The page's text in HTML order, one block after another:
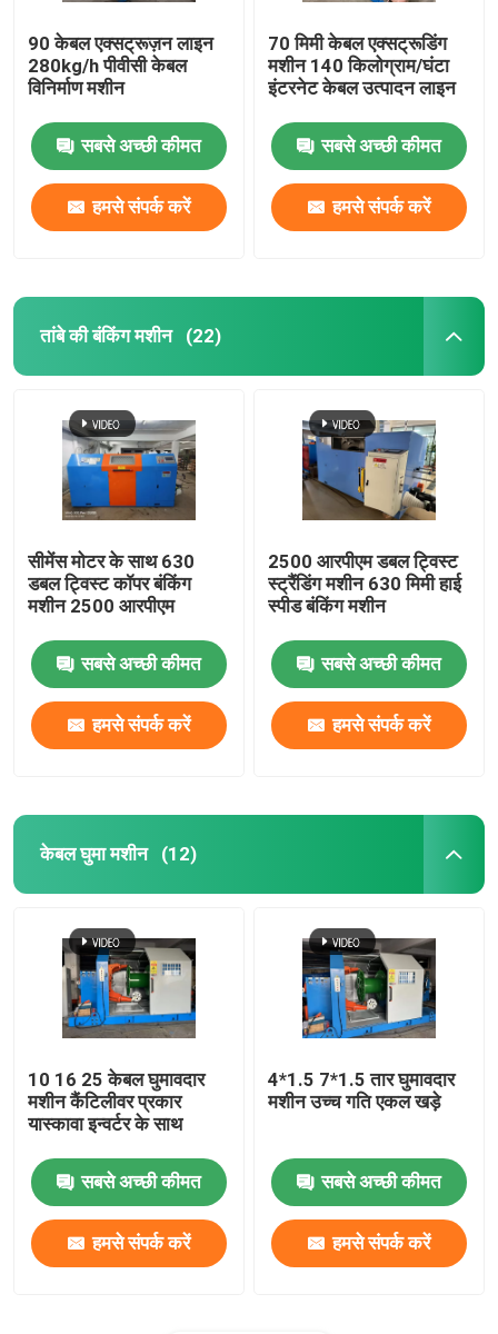
90 केबल एक्सट्रूज़न लाइन
280kg/h पीवीसी केबल
विनिर्माण मशीन
सबसे अच्छी कीमत
हमसे संपर्क करें
70 मिमी केबल एक्सट्रूडिंग
मशीन 140 किलोग्राम/घंटा
इंटरनेट केबल उत्पादन लाइन
सबसे अच्छी कीमत
हमसे संपर्क करें
तांबे की बंकिंग मशीन (22)
सीमेंस मोटर के साथ 630
डबल ट्विस्ट कॉपर बंकिंग
मशीन 2500 आरपीएम
सबसे अच्छी कीमत
हमसे संपर्क करें
2500 आरपीएम डबल ट्विस्ट
स्ट्रैंडिंग मशीन 630 मिमी हाई
स्पीड बंकिंग मशीन
सबसे अच्छी कीमत
हमसे संपर्क करें
केबल घुमा मशीन (12)
10 16 25 केबल घुमावदार
मशीन कैंटिलीवर प्रकार
यास्कावा इन्वर्टर के साथ
सबसे अच्छी कीमत
हमसे संपर्क करें
4*1.5 7*1.5 तार घुमावदार
मशीन उच्च गति एकल खड़े
सबसे अच्छी कीमत
हमसे संपर्क करें